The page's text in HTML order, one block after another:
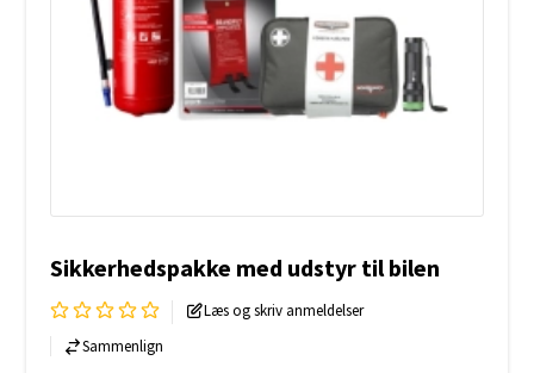
Sikkerhedspakke med udstyr til bilen
Læs og skriv anmeldelser
Sammenlign